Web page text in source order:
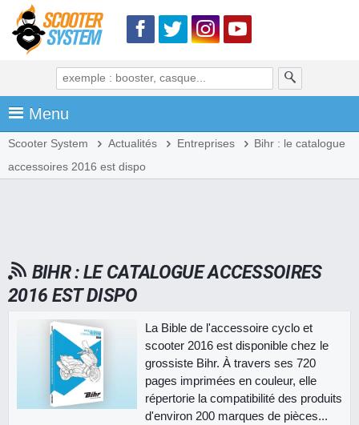
Menu
Scooter System Actualités Entreprises
Bihr : le catalogue
accessoires 2016 est dispo
BIHR : LE CATALOGUE ACCESSOIRES
2016 EST DISPO
La Bible de l'accessoire cyclo et
scooter 2016 est disponible chez le
grossiste Bihr. À travers ses 720
pages imprimées en couleur, elle
répertorie la compatibilité des produits
d'environ 200 marques de pièces...